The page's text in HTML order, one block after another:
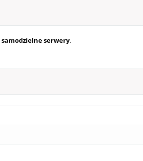
samodzielne serwery.